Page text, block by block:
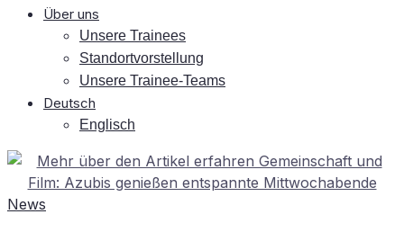
Über uns
Un­se­re Trainees
Stand­ort­vor­stel­lung
Un­se­re Trainee-Teams
Deutsch
Eng­lisch
News